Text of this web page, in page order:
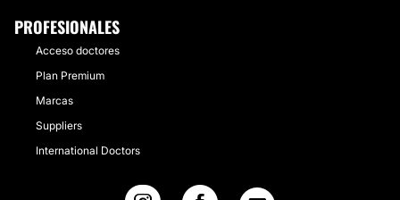
PROFESIONALES
Acceso doctores
Plan Premium
Marcas
Suppliers
International Doctors